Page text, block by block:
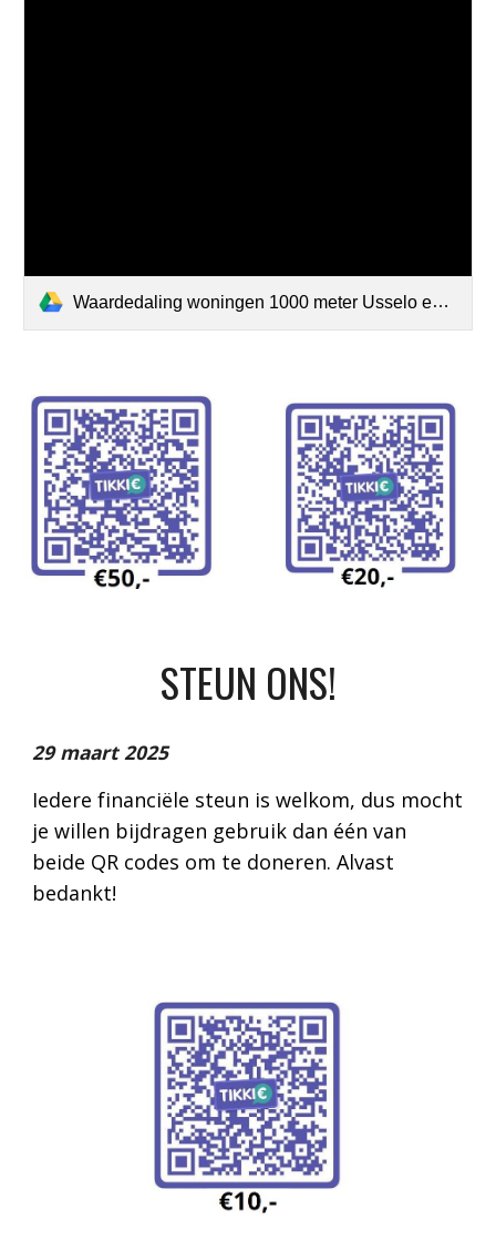
Waardedaling woningen 1000 meter Usselo en Boekelo.pdf
STEUN ONS!
29maart 2025
Iedere financiële steun is welkom, dus mocht
je willen bijdragen gebruik dan één van
beide QR codes om te doneren. Alvast
bedankt!